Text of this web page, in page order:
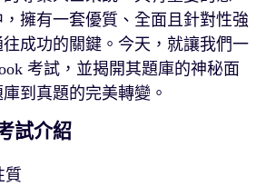
擁有一套優質、全面且針對性強
成功的關鍵。今天，就讓我們一
考試，並揭開其題庫的神秘面
到真題的完美轉變。
試介紹
質